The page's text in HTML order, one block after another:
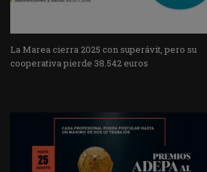
La Marea cierra 2025 con superávit, pero su
cooperativa pierde 38.542 euros